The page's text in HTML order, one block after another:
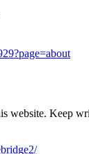
website. Keep